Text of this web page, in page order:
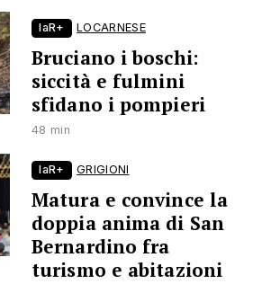
laR+ LOCARNESE
Bruciano i boschi:
siccità e fulmini
sfidano i pompieri
48 min
laR+ GRIGIONI
Matura e convince la
doppia anima di San
Bernardino fra
turismo e abitazioni